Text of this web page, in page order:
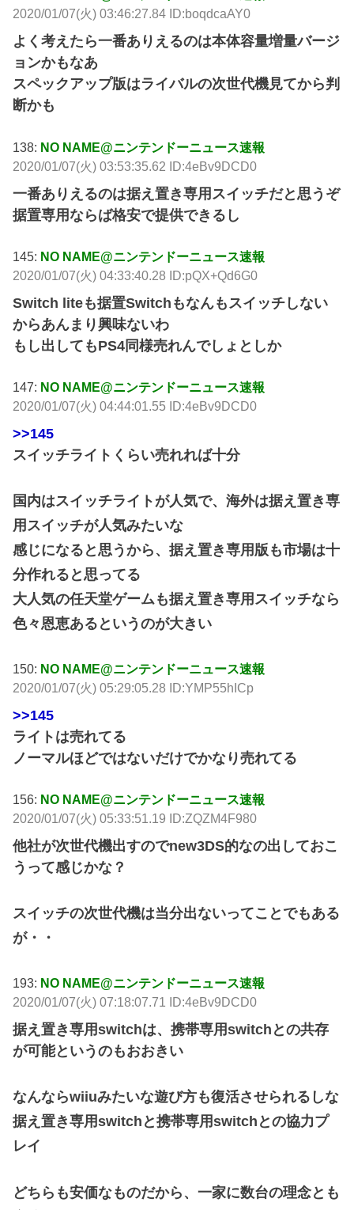
2020/01/07(火) 03:46:27.84 ID:boqdcaAY0
よく考えたら一番ありえるのは本体容量増量バージ
ョンかもなあ
スペックアップ版はライバルの次世代機見てから判
断かも
138: NO NAME@ニンテンドーニュース速報
2020/01/07(火) 03:53:35.62 ID:4eBv9DCD0
一番ありえるのは据え置き専用スイッチだと思うぞ
据置専用ならば格安で提供できるし
145: NO NAME@ニンテンドーニュース速報
2020/01/07(火) 04:33:40.28 ID:pQX+Qd6G0
Switch liteも据置Switchもなんもスイッチしない
からあんまり興味ないわ
もし出してもPS4同様売れんでしょとしか
147: NO NAME@ニンテンドーニュース速報
2020/01/07(火) 04:44:01.55 ID:4eBv9DCD0
>>145
スイッチライトくらい売れれば十分
国内はスイッチライトが人気で、海外は据え置き専
用スイッチが人気みたいな
感じになると思うから、据え置き専用版も市場は十
分作れると思ってる
大人気の任天堂ゲームも据え置き専用スイッチなら
色々恩恵あるというのが大きい
150: NO NAME@ニンテンドーニュース速報
2020/01/07(火) 05:29:05.28 ID:YMP55hICp
>>145
ライトは売れてる
ノーマルほどではないだけでかなり売れてる
156: NO NAME@ニンテンドーニュース速報
2020/01/07(火) 05:33:51.19 ID:ZQZM4F980
他社が次世代機出すのでnew3DS的なの出しておこ
うって感じかな？
スイッチの次世代機は当分出ないってことでもある
が・・
193: NO NAME@ニンテンドーニュース速報
2020/01/07(火) 07:18:07.71 ID:4eBv9DCD0
据え置き専用switchは、携帯専用switchとの共存
が可能というのもおおきい
なんならwiiuみたいな遊び方も復活させられるしな
据え置き専用switchと携帯専用switchとの協力プ
レイ
どちらも安価なものだから、一家に数台の理念とも